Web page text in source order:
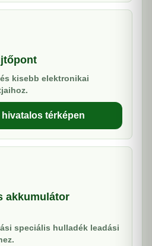
kisebb elektronikai
hivatalos térképen
akkumulátor
speciális hulladék leadási